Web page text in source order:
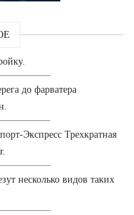
до фарватера
Экспресс Трехкратная
несколько видов таких